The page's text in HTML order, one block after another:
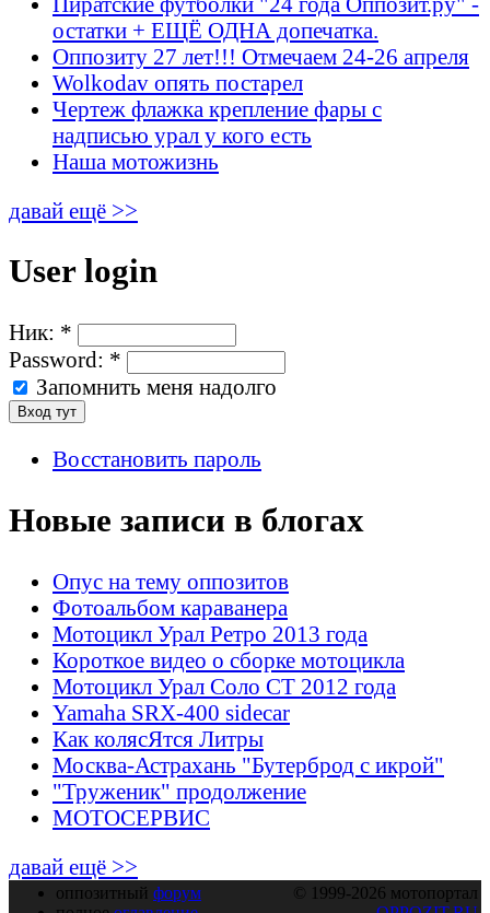
остатки + ЕЩЁ ОДНА допечатка.
Оппозиту 27 лет!!! Отмечаем 24-26 апреля
Wolkodav опять постарел
Чертеж флажка крепление фары с
надписью урал у кого есть
Наша мотожизнь
давай ещё >>
User login
Ник: *
Password: *
Запомнить меня надолго
Восстановить пароль
Новые записи в блогах
Опус на тему оппозитов
Фотоальбом караванера
Мотоцикл Урал Ретро 2013 года
Короткое видео о сборке мотоцикла
Мотоцикл Урал Соло СТ 2012 года
Yamaha SRX-400 sidecar
Как колясЯтся Литры
Москва-Астрахань "Бутерброд с икрой"
"Труженик" продолжение
МОТОСЕРВИС
давай ещё >>
оппозитный форум
© 1999-2026 мотопортал